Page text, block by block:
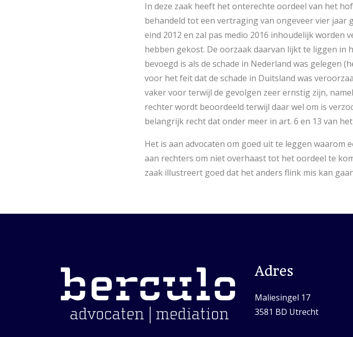
In deze zaak heeft het onterechte oordeel van het
behandeld tot een vertraging van ongeveer vier jaar
eind 2012 en zal pas medio 2016 inhoudelijk worden
hebben gekost. De oorzaak daarvan lijkt te liggen
bevoegd is als de schade in Nederland was gelegen
voor het feit dat de schade in Duitsland was
vaker voor terwijl de gevolgen zeer ernstig zijn,
rechter wordt beoordeeld terwijl daar wel om is
belangrijk recht dat onder meer in art. 6 en 13 van
Het is aan advocaten om goed uit te leggen waarom
aan rechters om niet overhaast tot het oordeel te
zaak illustreert goed dat het anders flink mis kan
Adres
Maliesingel 17
3581 BD Utrecht